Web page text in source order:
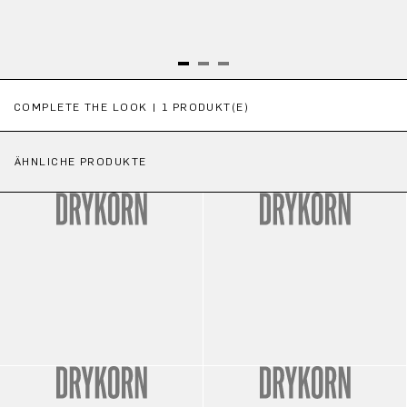
COMPLETE THE LOOK | 1 PRODUKT(E)
ÄHNLICHE PRODUKTE